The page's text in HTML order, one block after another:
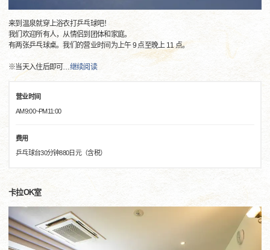
来到温泉就穿上浴衣打乒乓球吧！
我们欢迎所有人，从情侣到团体和家庭。
有两张乒乓球桌。我们的营业时间为上午 9 点至晚上 11 点。
※当天入住后即可 …继续阅读
营业时间
AM9:00~PM11:00
费用
乒乓球台30分钟880日元（含税）
卡拉OK室